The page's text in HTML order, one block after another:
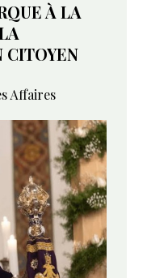
À LA
CITOYEN
Affaires